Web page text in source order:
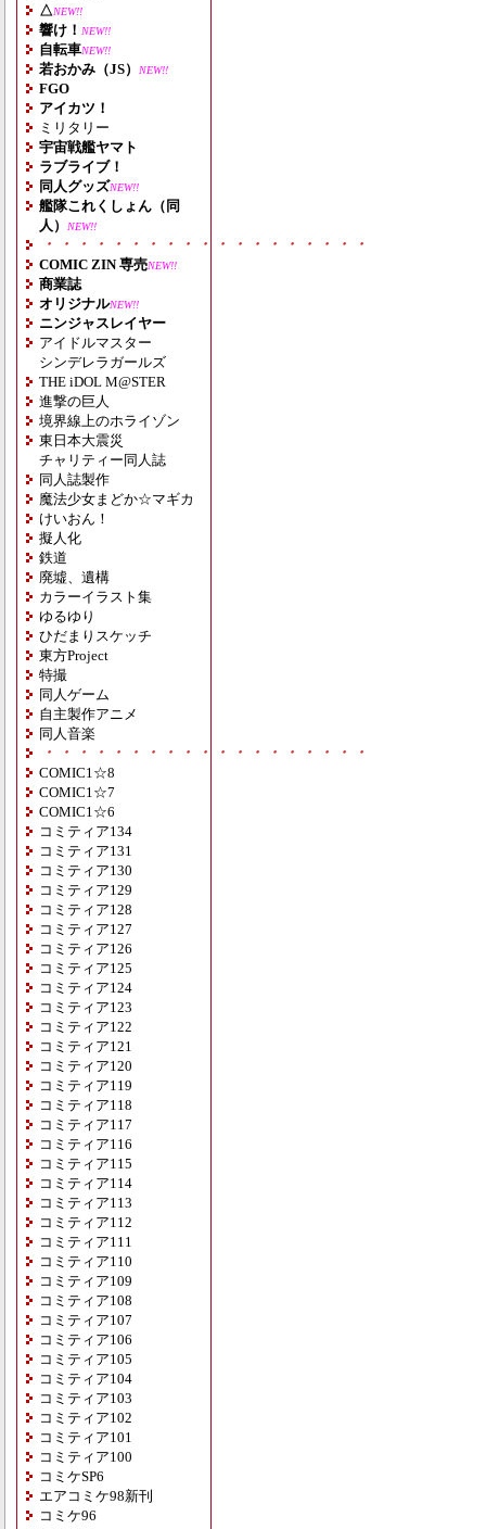
△NEW!!
響け！ NEW!!
自転車NEW!!
若おかみ（JS） NEW!!
FGO
アイカツ！
ミリタリー
宇宙戦艦ヤマト
ラブライブ！
同人グッズNEW!!
艦隊これくしょん（同
人）
NEW!!
・・・・・・・・・・・・・・・・・・・
COMIC ZIN 専売NEW!!
商業誌
オリジナルNEW!!
ニンジャスレイヤー
アイドルマスター
シンデレラガールズ
THE iDOL M@STER
進撃の巨人
境界線上のホライゾン
東日本大震災
チャリティー同人誌
同人誌製作
魔法少女まどか☆マギカ
けいおん！
擬人化
鉄道
廃墟、遺構
カラーイラスト集
ゆるゆり
ひだまりスケッチ
東方Project
特撮
同人ゲーム
自主製作アニメ
同人音楽
・・・・・・・・・・・・・・・・・・・
COMIC1☆8
COMIC1☆7
COMIC1☆6
コミティア134
コミティア131
コミティア130
コミティア129
コミティア128
コミティア127
コミティア126
コミティア125
コミティア124
コミティア123
コミティア122
コミティア121
コミティア120
コミティア119
コミティア118
コミティア117
コミティア116
コミティア115
コミティア114
コミティア113
コミティア112
コミティア111
コミティア110
コミティア109
コミティア108
コミティア107
コミティア106
コミティア105
コミティア104
コミティア103
コミティア102
コミティア101
コミティア100
コミケSP6
エアコミケ98新刊
コミケ96